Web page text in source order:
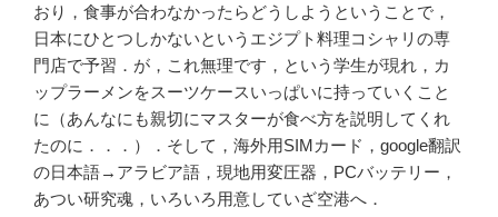
おり，食事が合わなかったらどうしようということで，
日本にひとつしかないというエジプト料理コシャリの専
門店で予習．が，これ無理です，という学生が現れ，カ
ップラーメンをスーツケースいっぱいに持っていくこと
に（あんなにも親切にマスターが食べ方を説明してくれ
たのに．．．）．そして，海外用SIMカード，google翻訳
の日本語→アラビア語，現地用変圧器，PCバッテリー，
あつい研究魂，いろいろ用意していざ空港へ．